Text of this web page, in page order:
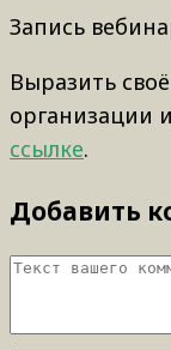
Запись
Выразить
организации
ссылке.
Добавить